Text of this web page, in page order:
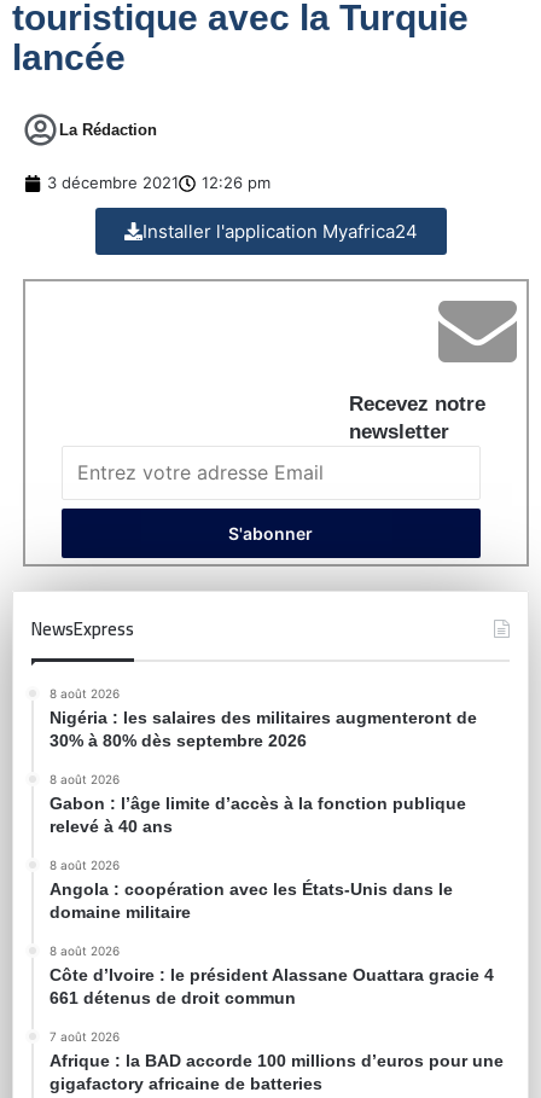
touristique avec la Turquie
lancée
La Rédaction
3 décembre 2021 12:26 pm
Installer l'application Myafrica24
Recevez notre
newsletter
NewsExpress
8 août 2026
Nigéria : les salaires des militaires augmenteront de
30% à 80% dès septembre 2026
8 août 2026
Gabon : l’âge limite d’accès à la fonction publique
relevé à 40 ans
8 août 2026
Angola : coopération avec les États-Unis dans le
domaine militaire
8 août 2026
Côte d’Ivoire : le président Alassane Ouattara gracie 4
661 détenus de droit commun
7 août 2026
Afrique : la BAD accorde 100 millions d’euros pour une
gigafactory africaine de batteries